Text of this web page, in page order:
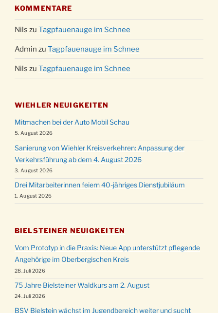
KOMMENTARE
Nils zu Tagpfauenauge im Schnee
Admin zu Tagpfauenauge im Schnee
Nils zu Tagpfauenauge im Schnee
WIEHLER NEUIGKEITEN
Mitmachen bei der Auto Mobil Schau
5. August 2026
Sanierung von Wiehler Kreisverkehren: Anpassung der
Verkehrsführung ab dem 4. August 2026
3. August 2026
Drei Mitarbeiterinnen feiern 40-jähriges Dienstjubiläum
1. August 2026
BIELSTEINER NEUIGKEITEN
Vom Prototyp in die Praxis: Neue App unterstützt pflegende
Angehörige im Oberbergischen Kreis
28. Juli 2026
75 Jahre Bielsteiner Waldkurs am 2. August
24. Juli 2026
BSV Bielstein wächst im Jugendbereich weiter und sucht